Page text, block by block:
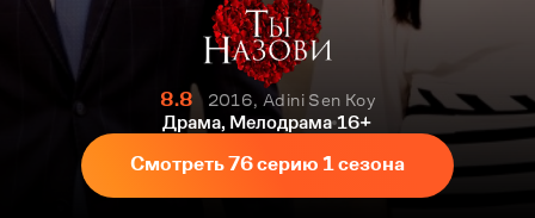
8.8
2016, Adini Sen Koy
Драма, Мелодрама 16+
Смотреть 76 серию 1 сезона